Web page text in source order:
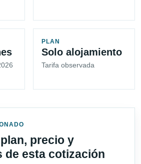
PLAN
Solo alojamiento
Tarifa observada
precio y
de esta cotización